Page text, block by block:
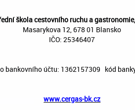
škola cestovního ruchu a
Masarykova 12, 678 01 Blansko
IČO: 25346407
bankovního účtu: 1362157309 kód
www.cergas-bk.cz